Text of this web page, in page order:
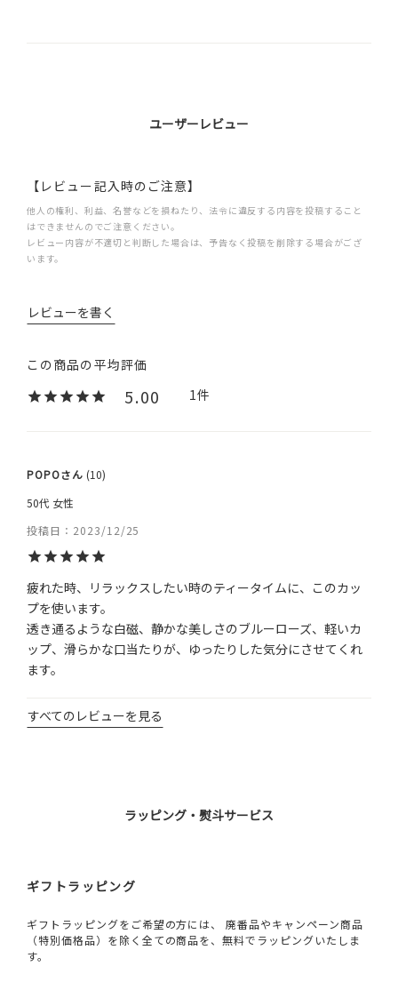
ユーザーレビュー
【レビュー記入時のご注意】
他人の権利、利益、名誉などを損ねたり、法令に違反する内容を投稿すること
はできませんのでご注意ください。
レビュー内容が不適切と判断した場合は、予告なく投稿を削除する場合がござ
います。
5.00 1
POPO
10
50代 女性
投稿日
2023/12/25
疲れた時、リラックスしたい時のティータイムに、このカッ
プを使います。
透き通るような白磁、静かな美しさのブルーローズ、軽いカ
ップ、滑らかな口当たりが、ゆったりした気分にさせてくれ
ます。
すべてのレビューを見る
レビューを書く
ラッピング・熨斗サービス
ギフトラッピング
ギフトラッピングをご希望の方には、 廃番品やキャンペーン商品
（特別価格品）を除く全ての商品を、無料でラッピングいたしま
す。